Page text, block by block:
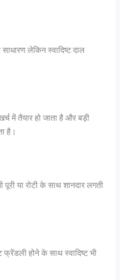
लेकिन स्वादिष्ट दाल
में तैयार हो जाता है और बड़ी
है।
या रोटी के साथ शानदार लगती
होने के साथ स्वादिष्ट भी